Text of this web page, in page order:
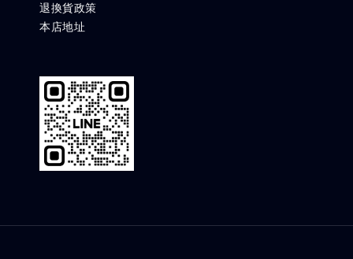
退換貨政策
本店地址